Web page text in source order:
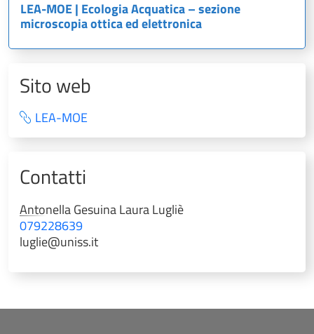
LEA-MOE | Ecologia Acquatica – sezione
microscopia ottica ed elettronica
Sito web
LEA-MOE
Contatti
Antonella Gesuina LauraLugliè
079228639
luglie@uniss.it